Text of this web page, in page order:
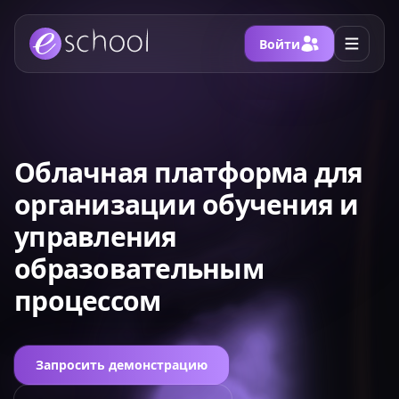
Войти
Облачная платформа для
организации обучения и
управления
образовательным
процессом
Запросить демонстрацию